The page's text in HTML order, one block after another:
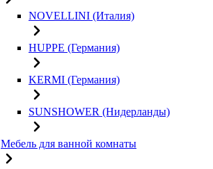
NOVELLINI (Италия)
HUPPE (Германия)
KERMI (Германия)
SUNSHOWER (Нидерланды)
Мебель для ванной комнаты